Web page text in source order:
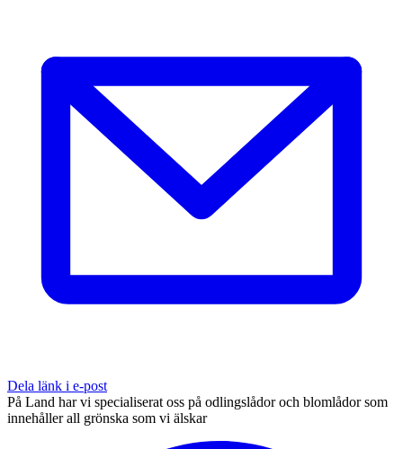
Dela länk i e-post
På Land har vi specialiserat oss på odlingslådor och blomlådor som
innehåller all grönska som vi älskar